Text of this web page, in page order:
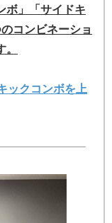
ボ」「サイドキ
コンビネーショ
ックコンボを上